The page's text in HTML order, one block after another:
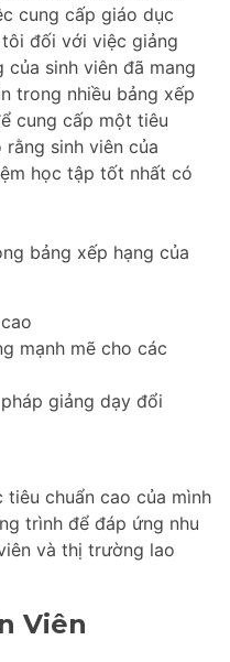
cung cấp giáo dục
đối với việc giảng
sinh viên đã mang
trong nhiều bảng xếp
cung cấp một tiêu
sinh viên của
học tập tốt nhất có
bảng xếp hạng của
mạnh mẽ cho các
giảng dạy đổi
chuẩn cao của mình
trình để đáp ứng nhu
và thị trường lao
Viên